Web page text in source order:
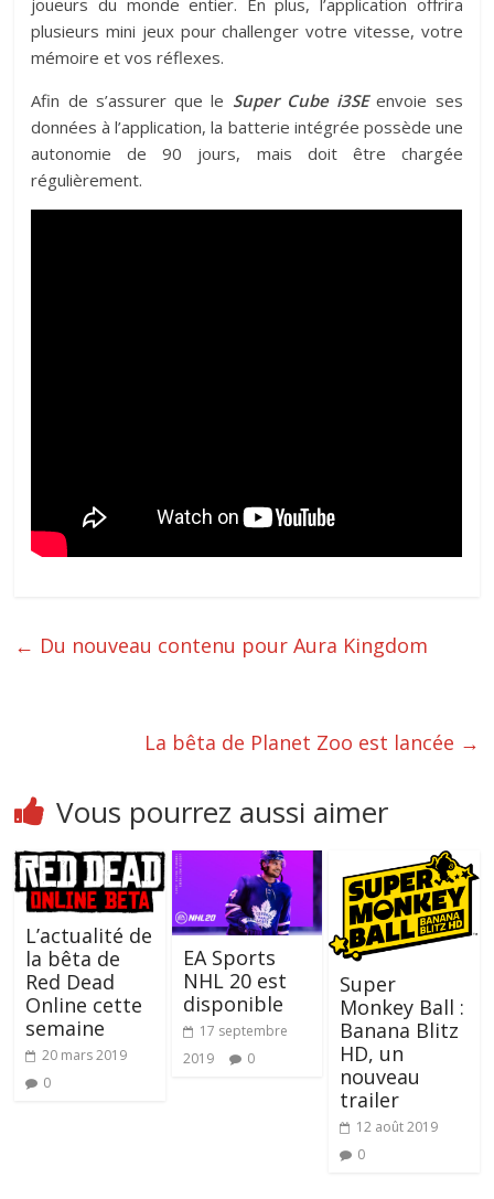
plusieurs mini jeux pour challenger votre vitesse, votre
mémoire et vos réflexes.
Afin de s’assurer que le Super Cube i3SEenvoie ses
données à l’application, la batterie intégrée possède une
autonomie de 90 jours, mais doit être chargée
régulièrement.
← Du nouveau contenu pour Aura Kingdom
La bêta de Planet Zoo est lancée →
Vous pourrez aussi aimer
L’actualité de
la bêta de
Red Dead
Online cette
semaine
20 mars 2019
0
EA Sports
NHL 20 est
disponible
17 septembre
2019
0
Super
Monkey Ball :
Banana Blitz
HD, un
nouveau
trailer
12 août 2019
0